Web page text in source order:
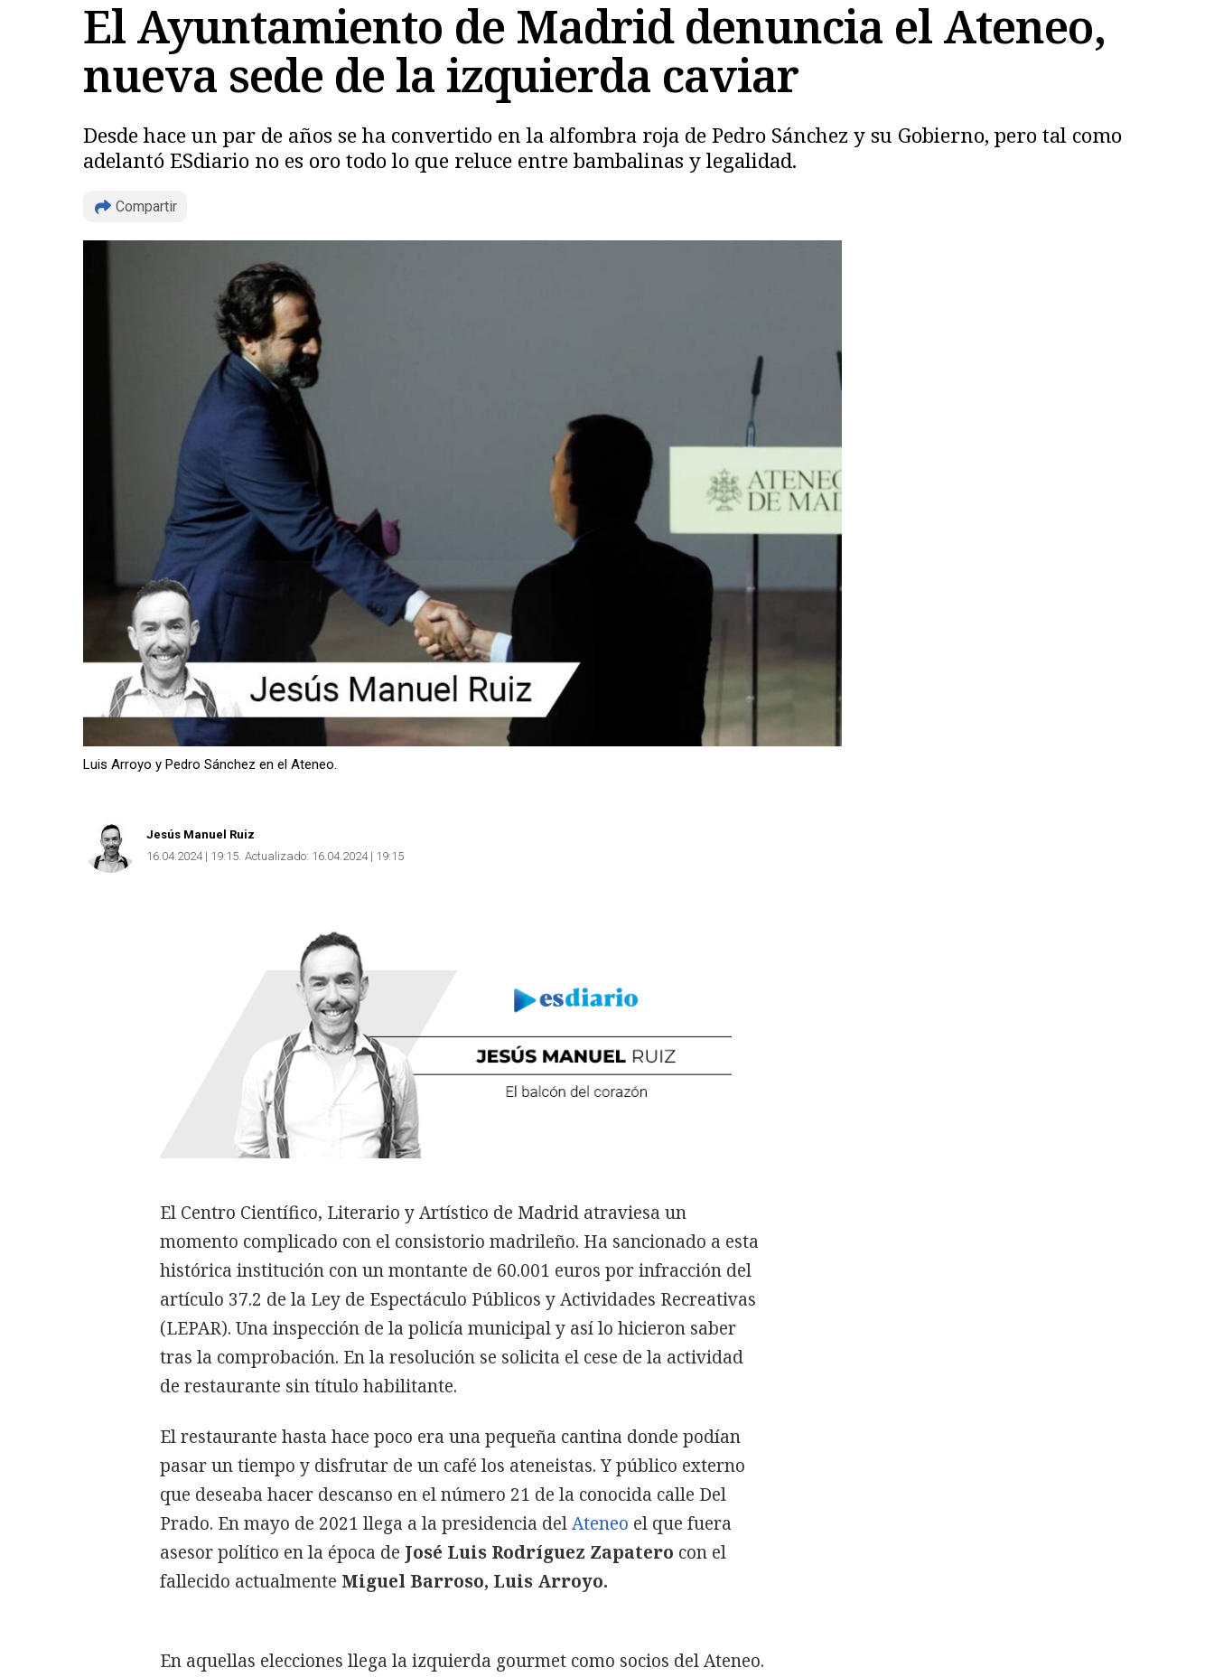
El Ayuntamiento de Madrid denuncia el Ateneo,
nueva sede de la izquierda caviar
Desde hace un par de años se ha convertido en la alfombra roja de Pedro Sánchez y su Gobierno, pero tal como
adelantó ESdiario no es oro todo lo que reluce entre bambalinas y legalidad.
Compartir
Luis Arroyo y Pedro Sánchez en el Ateneo.
Jesús Manuel Ruiz
16.04.2024 | 19:15 Actualizado: 16.04.2024 | 19:15
El Centro Científico, Literario y Artístico de Madrid atraviesa un
momento complicado con el consistorio madrileño. Ha sancionado a esta
histórica institución con un montante de 60.001 euros por infracción del
artículo 37.2 de la Ley de Espectáculo Públicos y Actividades Recreativas
(LEPAR). Una inspección de la policía municipal y así lo hicieron saber
tras la comprobación. En la resolución se solicita el cese de la actividad
de restaurante sin título habilitante.
El restaurante hasta hace poco era una pequeña cantina donde podían
pasar un tiempo y disfrutar de un café los ateneistas. Y público externo
que deseaba hacer descanso en el número 21 de la conocida calle Del
Prado. En mayo de 2021 llega a la presidencia delAteneo el que fuera
asesor político en la época de José Luis Rodríguez Zapatero con el
fallecido actualmente Miguel Barroso, Luis Arroyo.
En aquellas elecciones llega la izquierda gourmet como socios del Ateneo.